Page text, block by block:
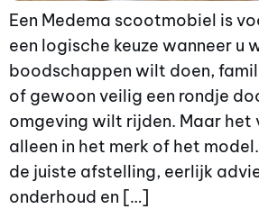
Een Medema scootmobiel is
een logische keuze wanneer u
boodschappen wilt doen,
of gewoon veilig een rondje
omgeving wilt rijden. Maar het
alleen in het merk of het
de juiste afstelling, eerlijk
onderhoud en […]